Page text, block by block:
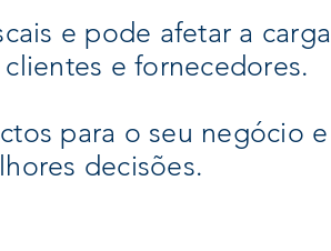
e pode afetar a carga
e fornecedores.
para o seu negócio e
decisões.